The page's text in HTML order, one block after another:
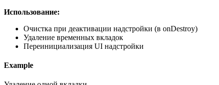
Использование:
Очистка при деактивации надстройки (в onDestroy)
Удаление временных вкладок
Переинициализация UI надстройки
Example